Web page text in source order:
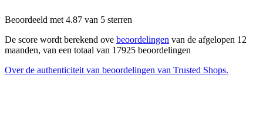
Beoordeeld met 4.87 van 5 sterren
De score wordt berekend ove beoordelingen van de afgelopen 12
maanden, van een totaal van 17925 beoordelingen
Over de authenticiteit van beoordelingen van Trusted Shops.